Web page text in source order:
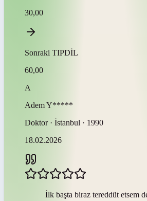
30,00
Sonraki TIPDİL
60,00
A
AdemY*****
Doktor · İstanbul · 1990
18.02.2026
İlk başta biraz tereddüt etsem